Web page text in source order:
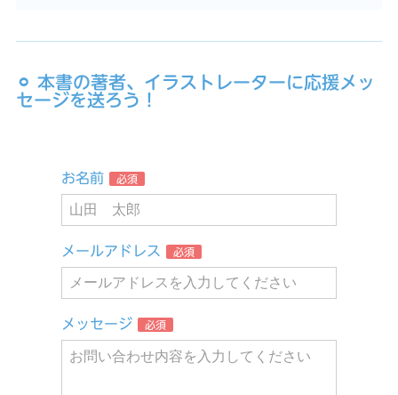
⚪︎ 本書の著者、イラストレーターに応援メッ
セージを送ろう！
お名前 必須
メールアドレス 必須
メッセージ 必須